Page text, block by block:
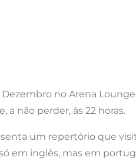
no Arena
a não perder, às 22 horas.
um repertório que
em inglês, mas em